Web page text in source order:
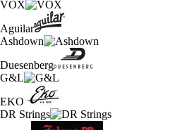
VOX
Aguilar
Ashdown
Duesenberg
G&L
EKO
DR Strings